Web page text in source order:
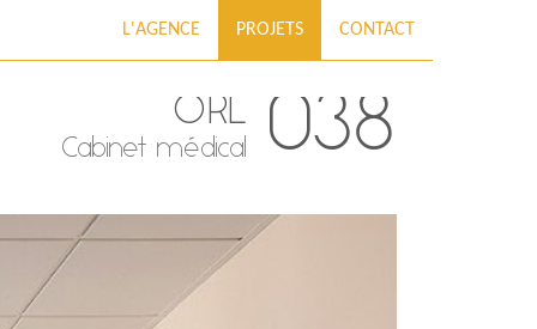
L'AGENCE PROJETS CONTACT
ORL
Cabinet médical 038